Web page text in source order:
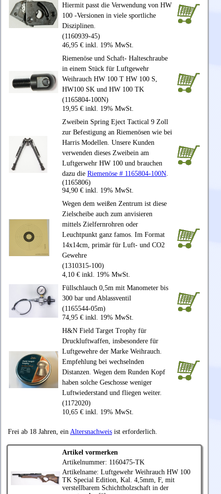
Hiermit passt die Verwendung von HW
100 -Versionen in viele sportliche
Disziplinen.
(1160939-45)
46,95 € inkl. 19% MwSt.
Riemenöse und Schaft- Halteschraube
in einem Stück für Luftgewehr
Weihrauch HW 100 T HW 100 S,
HW100 SK und HW 100 TK
(1165804-100N)
19,95 € inkl. 19% MwSt.
Zweibein Spring Eject Tactical 9 Zoll
zur Befestigung an Riemenösen wie bei
Harris Modellen. Unsere Kunden
verwenden dieses Zweibein am
Luftgerwehr HW 100 und brauchen
dazu die Riemenöse # 1165804-100N.
(1165806)
94,90 € inkl. 19% MwSt.
Wegen dem weißen Zentrum ist diese
Zielscheibe auch zum anvisieren
mittels Zielfernrohren oder
Leuchtpunkt ganz famos. Im Format
14x14cm, primär für Luft- und CO2
Gewehre
(1310315-100)
4,10 € inkl. 19% MwSt.
Füllschlauch 0,5m mit Manometer bis
300 bar und Ablassventil
(1165544-05m)
74,95 € inkl. 19% MwSt.
H&N Field Target Trophy für
Druckluftwaffen, insbesondere für
Luftgewehre der Marke Weihrauch.
Empfehlung bei wechselnden
Distanzen. Wegen dem Runden Kopf
haben solche Geschosse weniger
Luftwiederstand und fliegen weiter.
(1172020)
10,65 € inkl. 19% MwSt.
Frei ab 18 Jahren, ein Altersnachweis ist erforderlich.
Artikel vormerken
Artikelnummer: 1160475-TK
Artikelname: Luftgewehr Weihrauch HW 100
TK Special Edition, Kal. 4,5mm, F, mit
verstellbarem Schichtholzschaft in der